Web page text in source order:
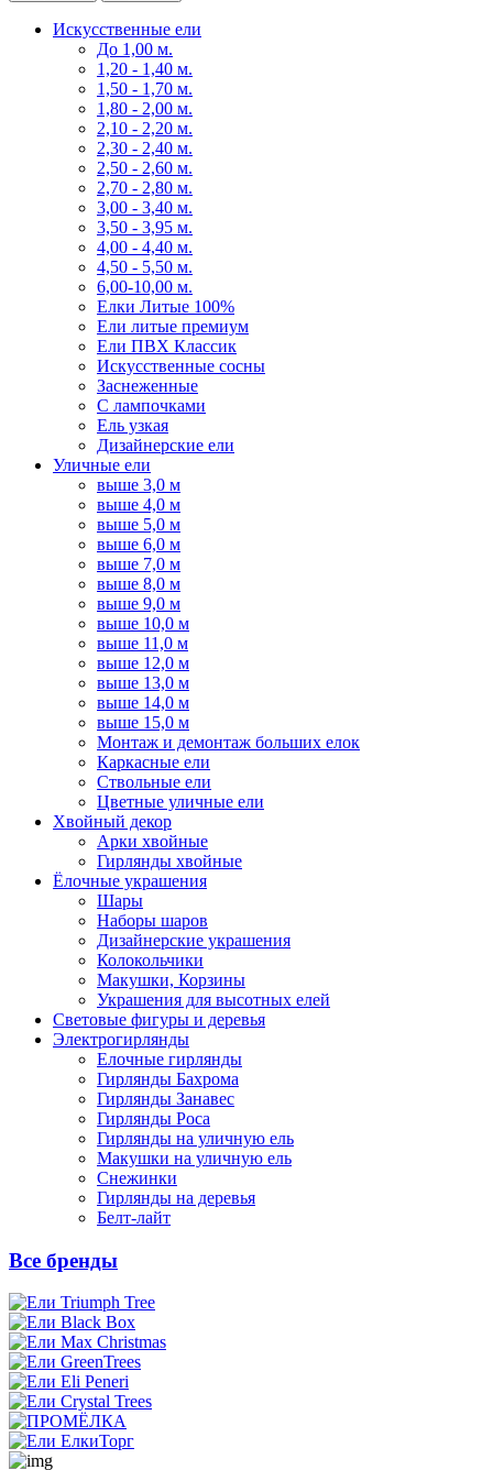
Искусственные ели
До 1,00 м.
1,20 - 1,40 м.
1,50 - 1,70 м.
1,80 - 2,00 м.
2,10 - 2,20 м.
2,30 - 2,40 м.
2,50 - 2,60 м.
2,70 - 2,80 м.
3,00 - 3,40 м.
3,50 - 3,95 м.
4,00 - 4,40 м.
4,50 - 5,50 м.
6,00-10,00 м.
Елки Литые 100%
Ели литые премиум
Ели ПВХ Классик
Искусственные сосны
Заснеженные
С лампочками
Ель узкая
Дизайнерские ели
Уличные ели
выше 3,0 м
выше 4,0 м
выше 5,0 м
выше 6,0 м
выше 7,0 м
выше 8,0 м
выше 9,0 м
выше 10,0 м
выше 11,0 м
выше 12,0 м
выше 13,0 м
выше 14,0 м
выше 15,0 м
Монтаж и демонтаж больших елок
Каркасные ели
Ствольные ели
Цветные уличные ели
Хвойный декор
Арки хвойные
Гирлянды хвойные
Ёлочные украшения
Шары
Наборы шаров
Дизайнерские украшения
Колокольчики
Макушки, Корзины
Украшения для высотных елей
Световые фигуры и деревья
Электрогирлянды
Елочные гирлянды
Гирлянды Бахрома
Гирлянды Занавес
Гирлянды Роса
Гирлянды на уличную ель
Макушки на уличную ель
Снежинки
Гирлянды на деревья
Белт-лайт
Все бренды